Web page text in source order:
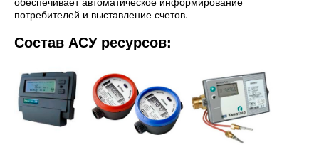
потребителей и выставление счетов.
Состав АСУ ресурсов: